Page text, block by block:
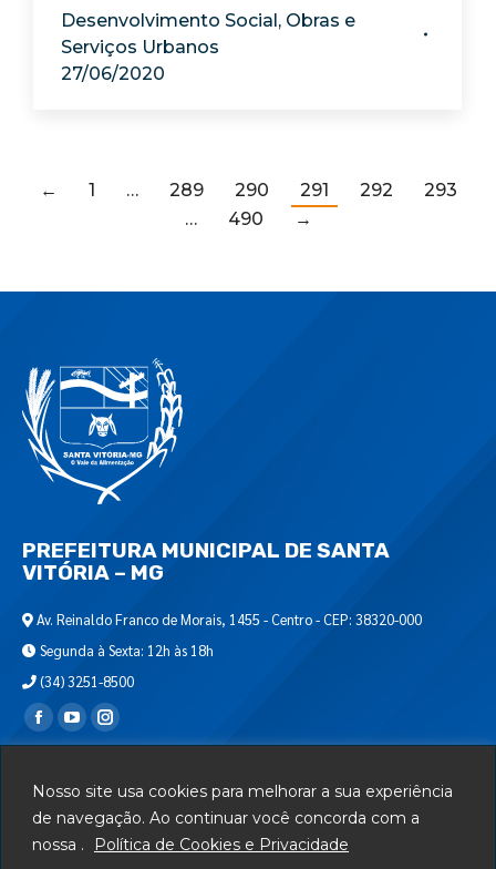
Nosso site usa cookies para melhorar a sua experiência
de navegação. Ao continuar você concorda com a
nossa .
Política de Cookies e Privacidade
Desenvolvimento Social, Obras e
Serviços Urbanos
27/06/2020
← 1 … 289 290 291 292
293
…
490 →
PREFEITURA MUNICIPAL DE SANTA
VITÓRIA – MG
Av. Reinaldo Franco de Morais, 1455 - Centro - CEP: 38320-000
Segunda à Sexta: 12h às 18h
(34) 3251-8500
Encontre-nos em:
Departamento de T.I.
Serviços